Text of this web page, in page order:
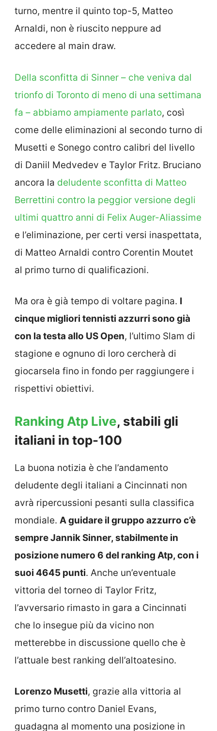
turno, mentre il quinto top-5, Matteo
Arnaldi, non è riuscito neppure ad
accedere al main draw.
Della sconfitta di Sinner – che veniva dal
trionfo di Toronto di meno di una settimana
fa – abbiamo ampiamente parlato, così
come delle eliminazioni al secondo turno di
Musetti e Sonego contro calibri del livello
di Daniil Medvedev e Taylor Fritz. Bruciano
ancora la deludente sconfitta di Matteo
Berrettini contro la peggior versione degli
ultimi quattro anni di Felix Auger-Aliassime
e l’eliminazione, per certi versi inaspettata,
di Matteo Arnaldi contro Corentin Moutet
al primo turno di qualificazioni.
Ma ora è già tempo di voltare pagina. I
cinque migliori tennisti azzurri sono già
con la testa allo US Open, l’ultimo Slam di
stagione e ognuno di loro cercherà di
giocarsela fino in fondo per raggiungere i
rispettivi obiettivi.
Ranking Atp Live, stabili gli
italiani in top-100
La buona notizia è che l’andamento
deludente degli italiani a Cincinnati non
avrà ripercussioni pesanti sulla classifica
mondiale. A guidare il gruppo azzurro c’è
sempre Jannik Sinner, stabilmente in
posizione numero 6 del ranking Atp, con i
suoi 4645 punti. Anche un’eventuale
vittoria del torneo di Taylor Fritz,
l’avversario rimasto in gara a Cincinnati
che lo insegue più da vicino non
metterebbe in discussione quello che è
l’attuale best ranking dell’altoatesino.
Lorenzo Musetti, grazie alla vittoria al
primo turno contro Daniel Evans,
guadagna al momento una posizione in